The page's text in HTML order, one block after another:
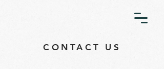
CONTACT US